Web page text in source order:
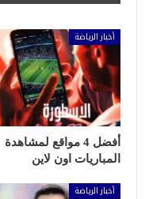
أخبار الرياضة
أفضل 4 مواقع لمشاهدة
المباريات اون لاين
أخبار الرياضة